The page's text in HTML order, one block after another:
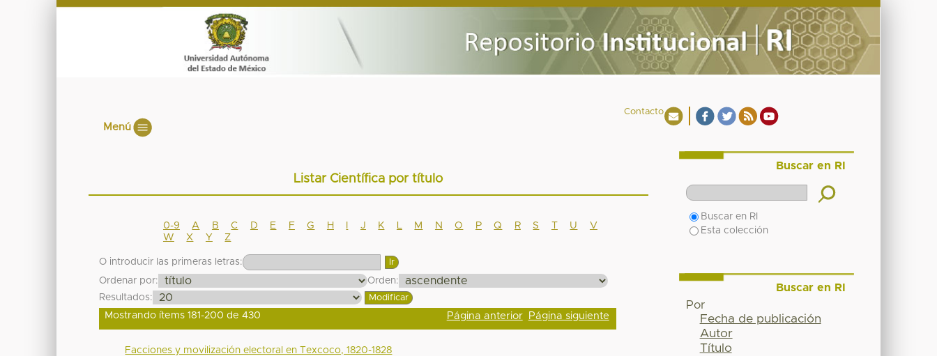
Contacto
Menú
Listar Científica por título
0-9 A B C D E F G H J K M N O P Q R S T U
V
W
X Y Z
O introducir las primeras letras:
Ordenar por:
Orden:
Resultados:
Mostrando ítems 181-200 de 430
Página anterior Página siguiente
Facciones y movilización electoral en Texcoco, 1820-1828
Buscar en RI
Buscar en RI
Esta colección
Buscar en RI
Por
Fecha de publicación
Autor
Título